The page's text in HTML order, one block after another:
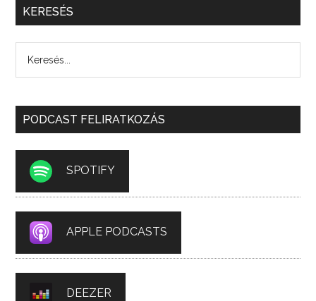
KERESÉS
PODCAST FELIRATKOZÁS
SPOTIFY
APPLE PODCASTS
DEEZER